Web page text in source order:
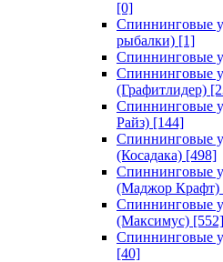
[0]
Спиннинговые
рыбалки) [1]
Спиннинговые
Спиннинговые
(Графитлидер)
Спиннинговые
Райз) [144]
Спиннинговые
(Косадака) [498]
Спиннинговые
(Маджор Крафт)
Спиннинговые
(Максимус) [552]
Спиннинговые
[40]